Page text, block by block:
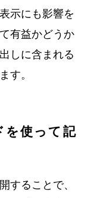
示にも影響を
有益かどうか
しに含まれる
す。
を使って記
することで、